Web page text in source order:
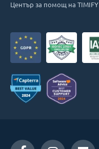
Център за помощ на TIMIFY